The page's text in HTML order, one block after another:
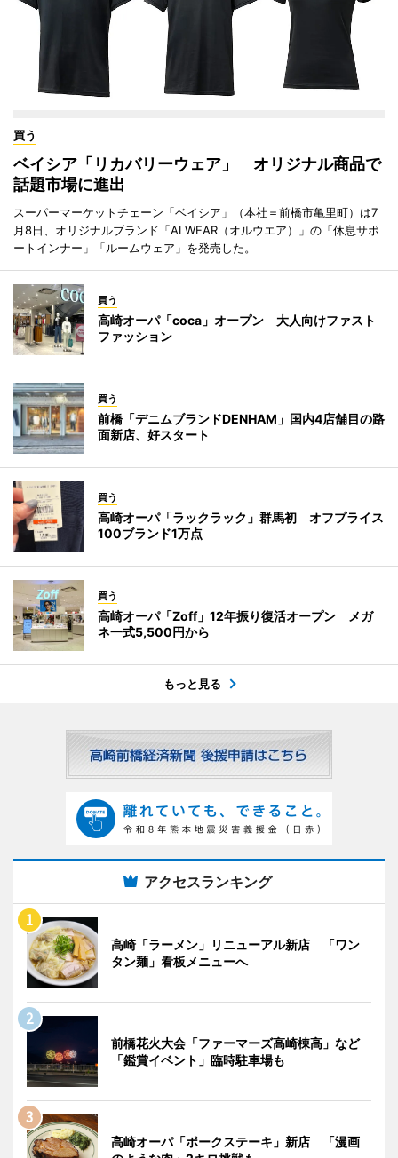
買う
ベイシア「リカバリーウェア」 オリジナル商品で
話題市場に進出
スーパーマーケットチェーン「ベイシア」（本社＝前橋市亀里町）は7
月8日、オリジナルブランド「ALWEAR（オルウエア）」の「休息サポ
ートインナー」「ルームウェア」を発売した。
買う
高崎オーパ「coca」オープン 大人向けファスト
ファッション
買う
前橋「デニムブランドDENHAM」国内4店舗目の路
面新店、好スタート
買う
高崎オーパ「ラックラック」群馬初 オフプライス
100ブランド1万点
買う
高崎オーパ「Zoff」12年振り復活オープン メガ
ネ一式5,500円から
もっと見る
アクセスランキング
高崎「ラーメン」リニューアル新店 「ワン
タン麺」看板メニューへ
前橋花火大会「ファーマーズ高崎棟高」など
「鑑賞イベント」臨時駐車場も
高崎オーパ「ポークステーキ」新店 「漫画